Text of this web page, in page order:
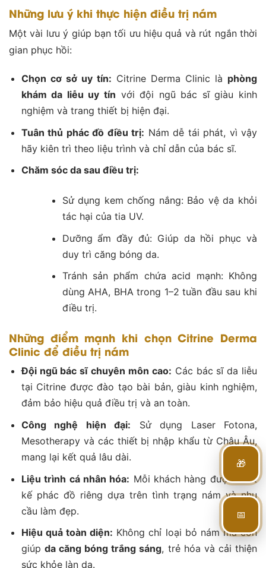
Những lưu ý khi thực hiện điều trị nám
Một vài lưu ý giúp bạn tối ưu hiệu quả và rút ngắn thời
gian phục hồi:
Chọn cơ sở uy tín: Citrine Derma Clinic là phòng
khám da liễu uy tín với đội ngũ bác sĩ giàu kinh
nghiệm và trang thiết bị hiện đại.
Tuân thủ phác đồ điều trị: Nám dễ tái phát, vì vậy
hãy kiên trì theo liệu trình và chỉ dẫn của bác sĩ.
Chăm sóc da sau điều trị:
Sử dụng kem chống nắng: Bảo vệ da khỏi
tác hại của tia UV.
Dưỡng ẩm đầy đủ: Giúp da hồi phục và
duy trì căng bóng da.
Tránh sản phẩm chứa acid mạnh: Không
dùng AHA, BHA trong 1–2 tuần đầu sau khi
điều trị.
Những điểm mạnh khi chọn Citrine Derma
Clinic để điều trị nám
Đội ngũ bác sĩ chuyên môn cao: Các bác sĩ da liễu
tại Citrine được đào tạo bài bản, giàu kinh nghiệm,
đảm bảo hiệu quả điều trị và an toàn.
Công nghệ hiện đại: Sử dụng Laser Fotona,
Mesotherapy và các thiết bị nhập khẩu từ Châu Âu,
mang lại kết quả lâu dài.
Liệu trình cá nhân hóa: Mỗi khách hàng được thiết
kế phác đồ riêng dựa trên tình trạng nám và nhu
cầu làm đẹp.
Hiệu quả toàn diện: Không chỉ loại bỏ nám mà còn
giúp da căng bóng trắng sáng, trẻ hóa và cải thiện
sức khỏe làn da.
🎁
📅